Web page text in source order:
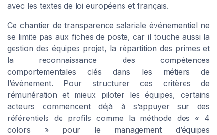
avec les textes de loi européens et français.
Ce chantier de transparence salariale événementiel ne
se limite pas aux fiches de poste, car il touche aussi la
gestion des équipes projet, la répartition des primes et
la reconnaissance des compétences
comportementales clés dans les métiers de
l’événement. Pour structurer ces critères de
rémunération et mieux piloter les équipes, certains
acteurs commencent déjà à s’appuyer sur des
référentiels de profils comme la méthode des « 4
colors » pour le management d’équipes